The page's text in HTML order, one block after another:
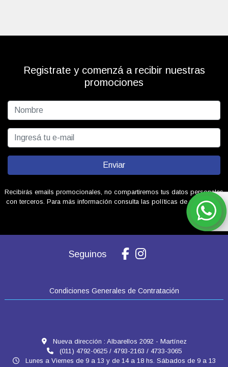
Registrate y comenzá a recibir nuestras
promociones
Enviar
Recibirás emails promocionales, no compartiremos tus datos personales
con terceros. Para más información consulta las políticas de privacidad.
Seguinos
Condiciones Generales de Contratación
Nueva dirección : Albarellos 2092 - Martínez
(011) 4792-0625 / 4793-2163 / 4733-3065
Lunes a Viernes de 9 a 13 y de 14 a 18 hs. Sábados de 9 a 13